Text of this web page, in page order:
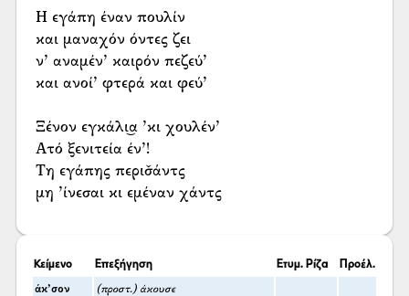
Η εγάπη έναν πουλίν
και μαναχόν όντες ζει
ν’ αναμέν’ καιρόν πεζεύ’
και ανοί’ φτερά και φεύ’
Ξένον εγκάλι͜α ’κι χουλέν’
Ατό ξενιτεία έν’!
Τη εγάπης περισ̌άντς
μη ’ίνεσαι κι εμέναν χάντς
Κείμενο Επεξήγηση Ετυμ. Ρίζα Προέλ.
άκ’σον (προστ.) άκουσε